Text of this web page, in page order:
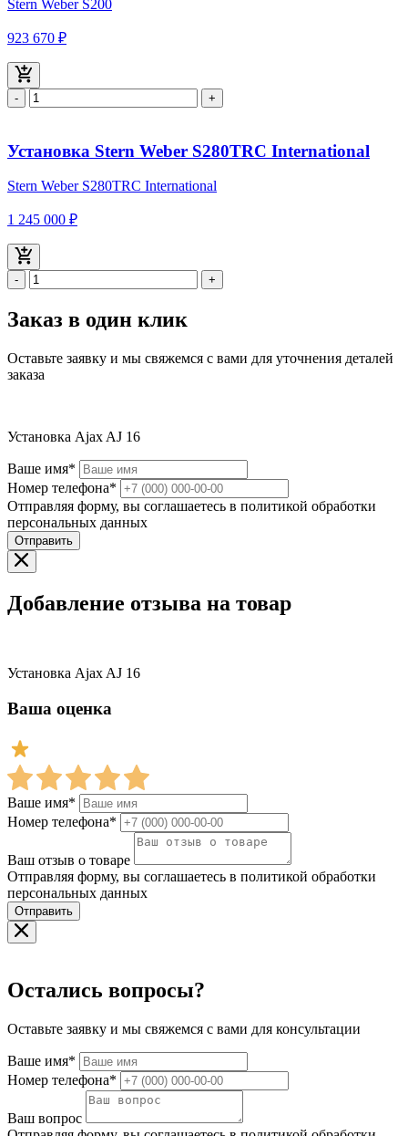
Stern Weber S200
923 670 ₽
- +
Установка Stern Weber S280TRС International
Stern Weber S280TRС International
1 245 000 ₽
- +
Заказ в один клик
Оставьте заявку и мы свяжемся с вами для уточнения деталей
заказа
Установка Ajax AJ 16
Ваше имя*
Номер телефона*
Отправляя форму, вы соглашаетесь в политикой обработки
персональных данных
Отправить
Добавление отзыва на товар
Установка Ajax AJ 16
Ваша оценка
Ваше имя*
Номер телефона*
Ваш отзыв о товаре
Отправляя форму, вы соглашаетесь в политикой обработки
персональных данных
Отправить
Остались вопросы?
Оставьте заявку и мы свяжемся с вами для консультации
Ваше имя*
Номер телефона*
Ваш вопрос